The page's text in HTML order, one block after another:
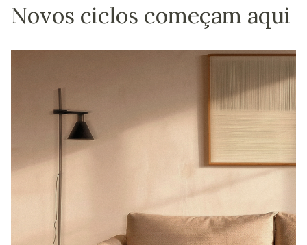
Novos ciclos começam aqui